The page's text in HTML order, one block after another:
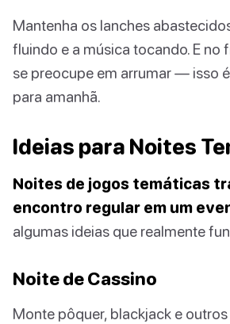
Mantenha os lanches
fluindo e a música tocando. E no
se preocupe em arrumar — isso
para amanhã.
Ideias para Noites
Noites de jogos temáticas
encontro regular em um
algumas ideias que realmente
Noite de Cassino
Monte pôquer, blackjack e